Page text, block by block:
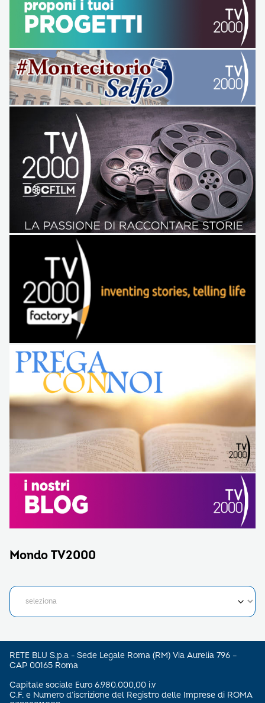
Mondo TV2000
RETE BLU S.p.a - Sede Legale Roma (RM) Via Aurelia 796 –
CAP 00165 Roma
Capitale sociale Euro 6.980.000,00 i.v
C.F. e Numero d’iscrizione del Registro delle Imprese di ROMA